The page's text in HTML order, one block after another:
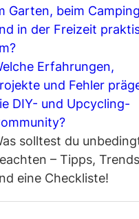
Garten, beim Camping
in der Freizeit
Erfahrungen,
und Fehler
DIY- und Upcycling-
solltest du
– Tipps, Trends
eine Checkliste!